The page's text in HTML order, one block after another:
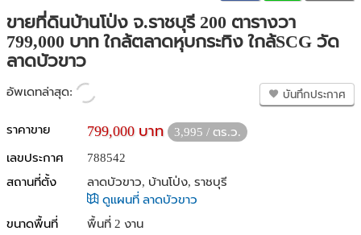
ขายที่ดินบ้านโป่ง จ.ราชบุรี 200 ตารางวา
799,000 บาท ใกล้ตลาดหุบกระทิง ใกล้SCG วัด
ลาดบัวขาว
อัพเดทล่าสุด: บันทึกประกาศ
ราคาขาย 799,000 บาท
3,995 / ตร.ว.
เลขประกาศ
788542
สถานที่ตั้ง
ลาดบัวขาว, บ้านโป่ง, ราชบุรี
ดูแผนที่ ลาดบัวขาว
ขนาดพื้นที่
พื้นที่ 2 งาน